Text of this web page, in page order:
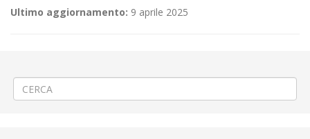
Ultimo aggiornamento: 9 aprile 2025